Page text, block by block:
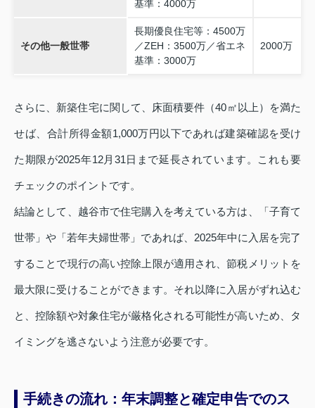
基準：4000万
その他一般世帯
長期優良住宅等：4500万
／ZEH：3500万／省エネ
基準：3000万
2000万
さらに、新築住宅に関して、床面積要件（40㎡以上）を満た
せば、合計所得金額1,000万円以下であれば建築確認を受け
た期限が2025年12月31日まで延長されています。これも要
チェックのポイントです。
結論として、越谷市で住宅購入を考えている方は、「子育て
世帯」や「若年夫婦世帯」であれば、2025年中に入居を完了
することで現行の高い控除上限が適用され、節税メリットを
最大限に受けることができます。それ以降に入居がずれ込む
と、控除額や対象住宅が厳格化される可能性が高いため、タ
イミングを逃さないよう注意が必要です。
手続きの流れ：年末調整と確定申告でのス